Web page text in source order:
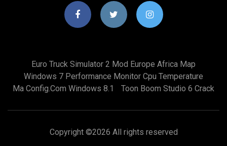
Euro Truck Simulator 2 Mod Europe Africa Map
Windows 7 Performance Monitor Cpu Temperature
Ma Config.com Windows 8.1
Toon Boom Studio 6 Crack
Copyright ©2026 All rights reserved